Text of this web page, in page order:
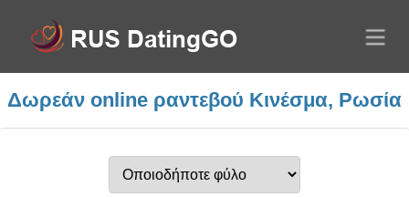
Δωρεάν online ραντεβού Κινέσμα, Ρωσία